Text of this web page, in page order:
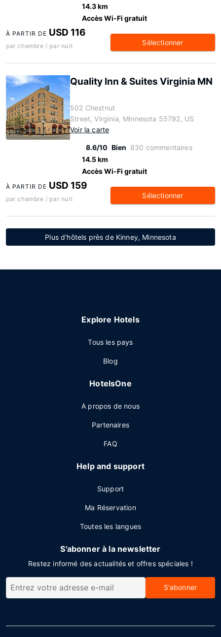
14.3 km
Accès Wi-Fi gratuit
À PARTIR DE USD 116
par chambre / par nuit Sélectionner
Quality Inn & Suites Virginia MN
502 Chestnut
Street, Virginia, Minnesota 55792, US
Voir la carte
8.6/10 Bien 830 commentaires
14.5 km
Accès Wi-Fi gratuit
À PARTIR DE USD 159
par chambre / par nuit Sélectionner
Plus d'hôtels près de Kinney, Minnesota
Explore Hotels
Tous les pays
Blog
HotelsOne
A propos de nous
Partenaires
FAQ
Help and support
Support
Ma Réservation
Toutes les langues
S'abonner à la newsletter
Restez informé des actualités et offres spéciales !
S'abonner